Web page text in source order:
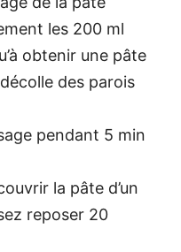
les 200 ml
obtenir une pâte
des parois
pendant 5 min
la pâte d’un
reposer 20